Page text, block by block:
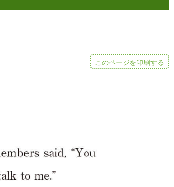
このページを印刷する